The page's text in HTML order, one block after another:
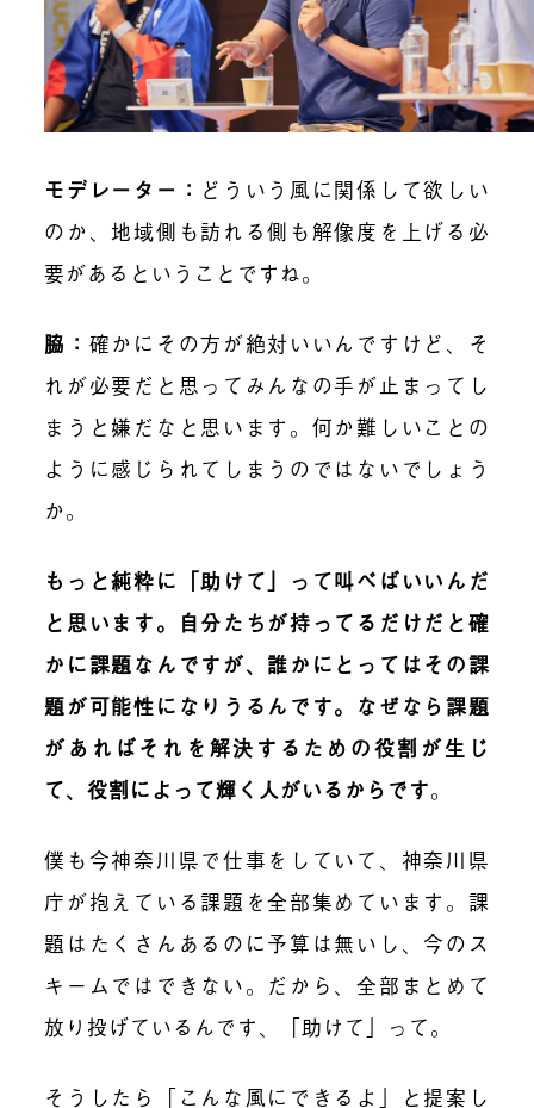
モデレーター： どういう風に関係して欲しい
のか、地域側も訪れる側も解像度を上げる必
要があるということですね。
脇： 確かにその方が絶対いいんですけど、そ
れが必要だと思ってみんなの手が止まってし
まうと嫌だなと思います。何か難しいことの
ように感じられてしまうのではないでしょう
か。
もっと純粋に「助けて」って叫べばいいんだ
と思います。自分たちが持ってるだけだと確
かに課題なんですが、誰かにとってはその課
題が可能性になりうるんです。なぜなら課題
があればそれを解決するための役割が生じ
て、役割によって輝く人がいるからです。
僕も今神奈川県で仕事をしていて、神奈川県
庁が抱えている課題を全部集めています。課
題はたくさんあるのに予算は無いし、今のス
キームではできない。だから、全部まとめて
放り投げているんです、「助けて」って。
そうしたら「こんな風にできるよ」と提案し